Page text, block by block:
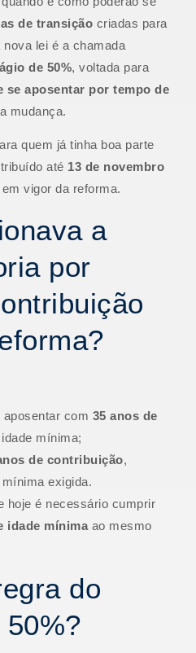
de transição criadas para
lei é a chamada
de 50%, voltada para
se aposentar por tempo de
mudança.
quem já tinha boa parte
até 13 de novembro
vigor da reforma.
a
por
com 35 anos de
mínima;
de contribuição,
exigida.
hoje é necessário cumprir
idade mínima ao mesmo
do
50%?